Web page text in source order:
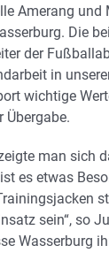
Amerang und
Die
der
in
wichtige
Übergabe.
man sich
es etwas
sein“, so
Wasserburg